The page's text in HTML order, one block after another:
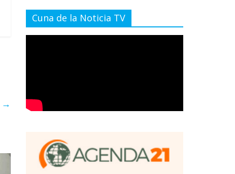
→
Cuna de la Noticia TV